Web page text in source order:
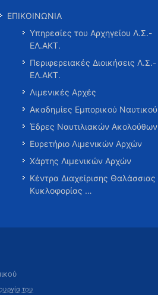
ΕΠΙΚΟΙΝΩΝΙΑ
Υπηρεσίες του Αρχηγείου Λ.Σ.-
ΕΛ.ΑΚΤ.
Περιφερειακές Διοικήσεις Λ.Σ.-
ΕΛ.ΑΚΤ.
Λιμενικές Αρχές
Ακαδημίες Εμπορικού Ναυτικού
Έδρες Ναυτιλιακών Ακολούθων
Ευρετήριο Λιμενικών Αρχών
Χάρτης Λιμενικών Αρχών
Κέντρα Διαχείρισης Θαλάσσιας
Κυκλοφορίας …
του